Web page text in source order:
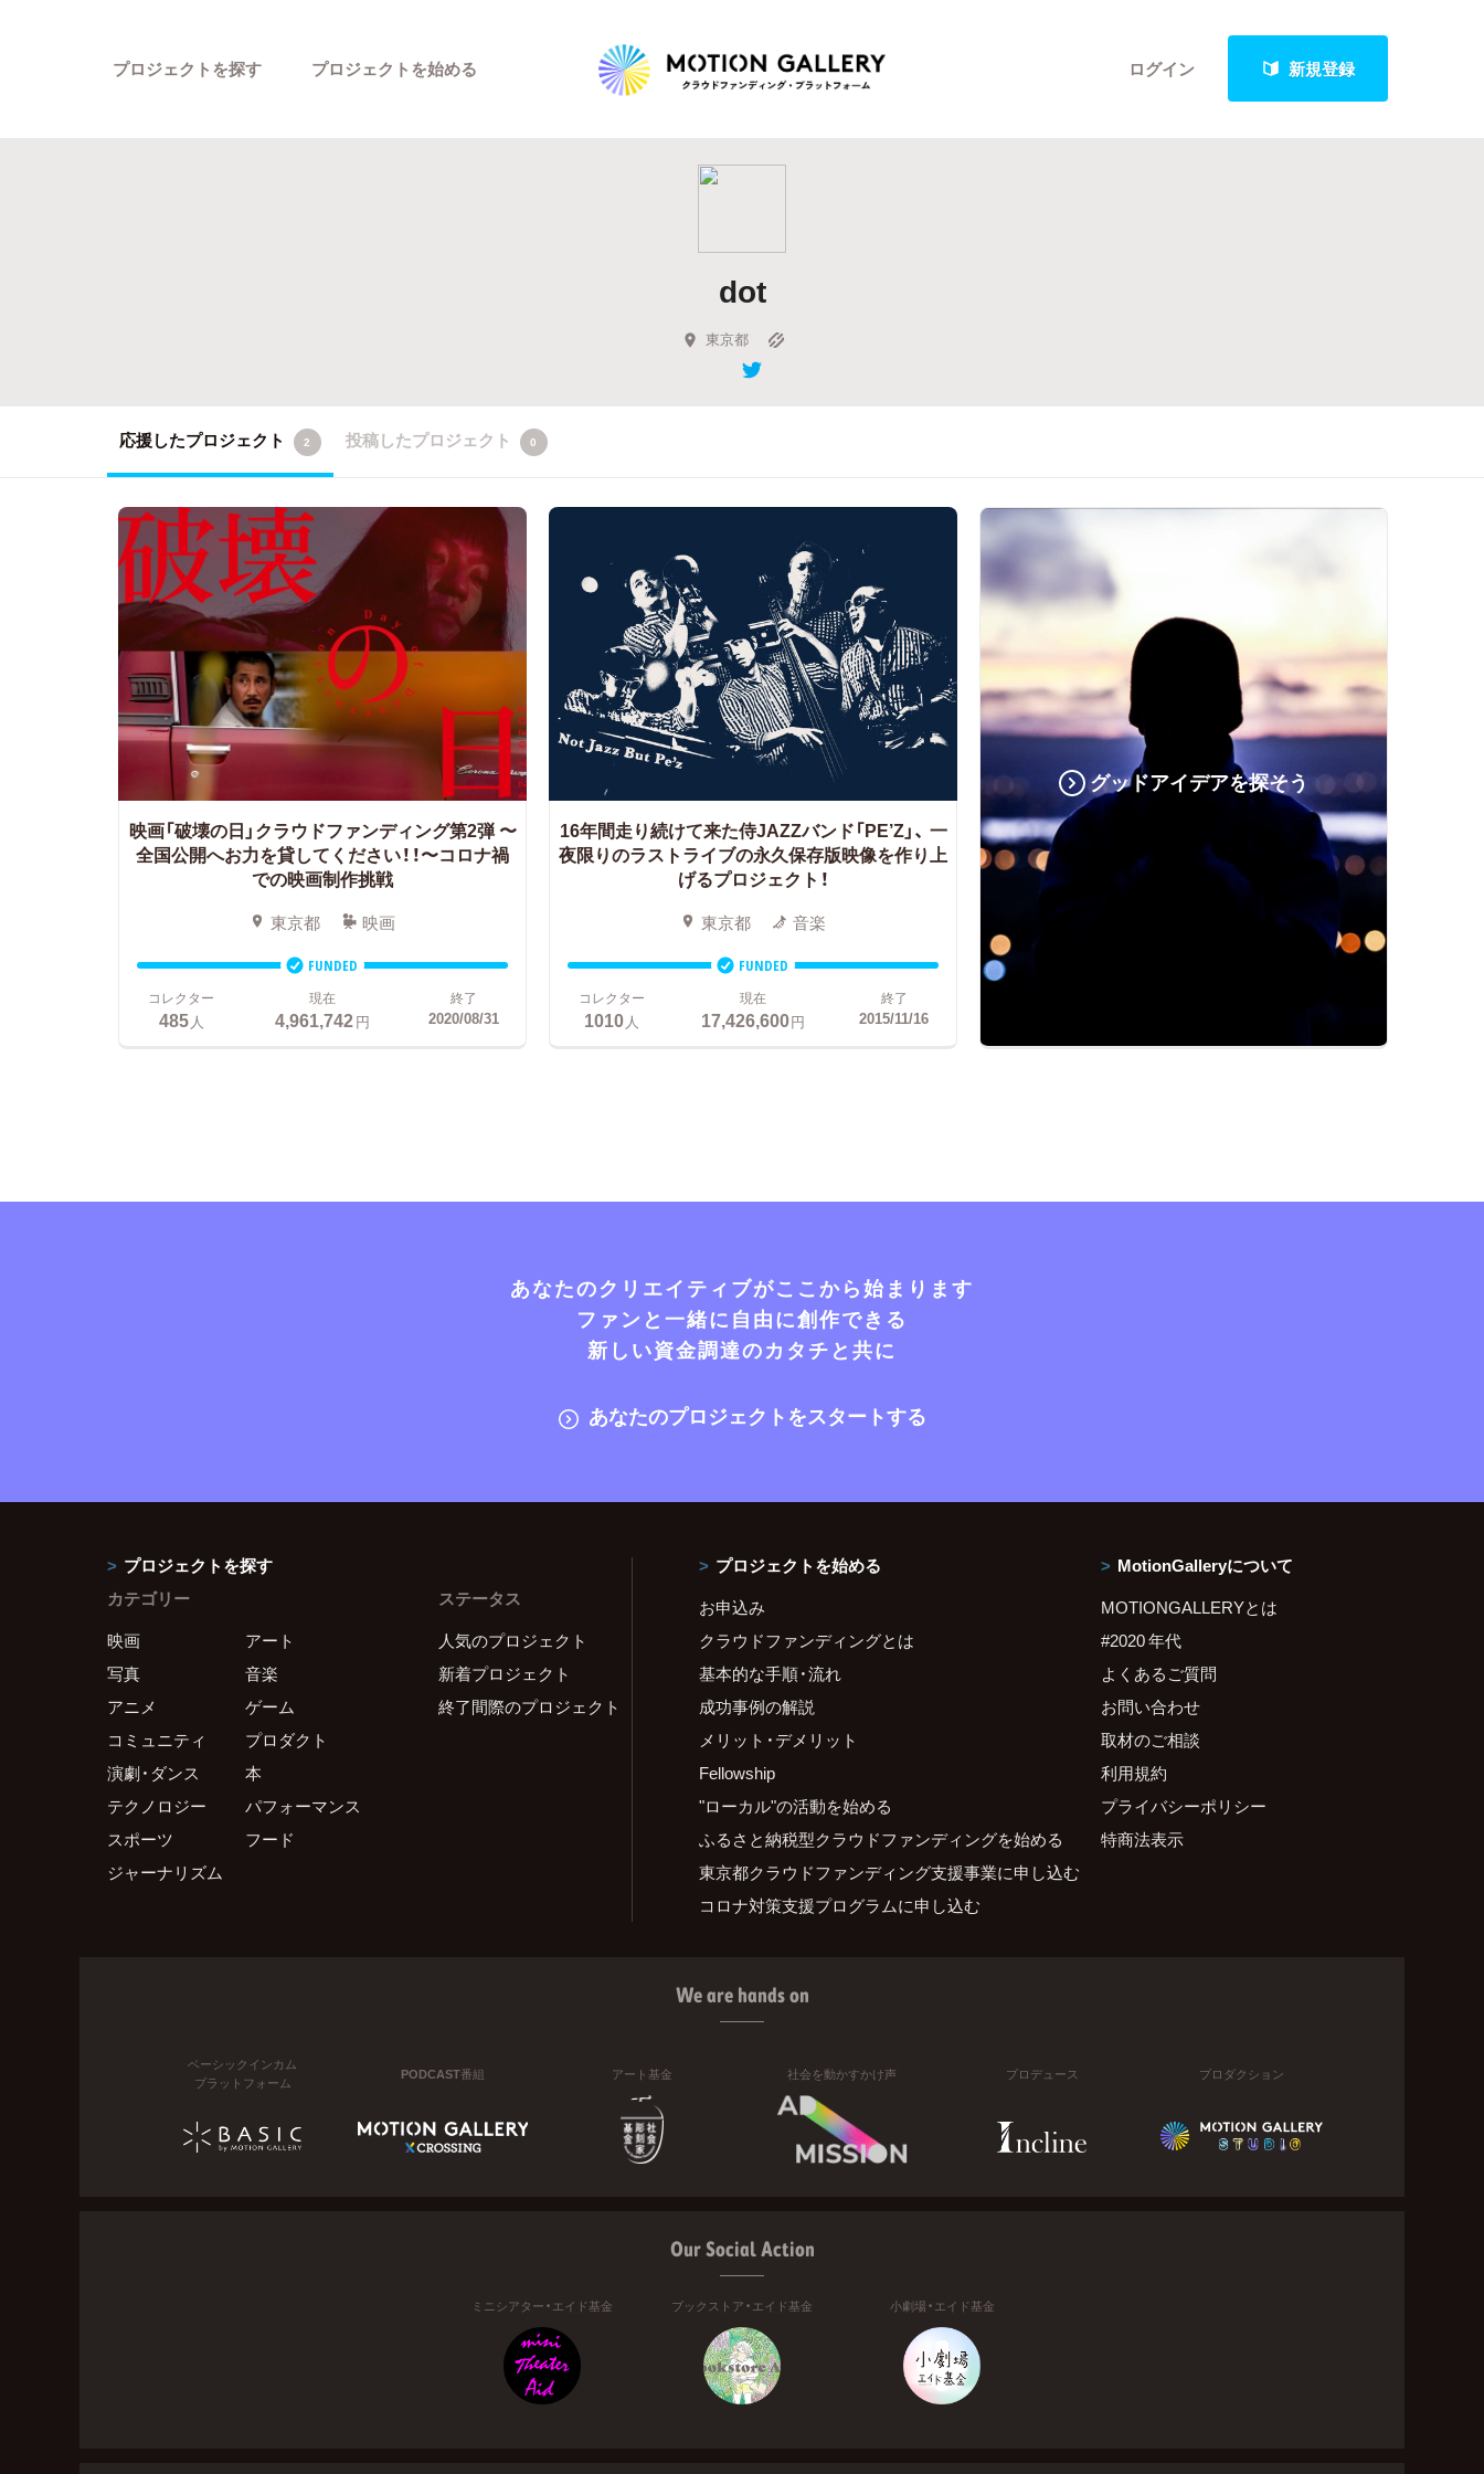
ログイン 新規登録
プロジェクトを探す
Highlight
Feature
キュレーターから探す
プロジェクトを始める
dot
東京都
応援したプロジェクト 2 投稿したプロジェクト 0
映画「破壊の日」クラウドファンディング第2弾〜
全国公開へお力を貸してください！！〜コロナ禍
での映画制作挑戦
東京都 映画
FUNDED
コレクター
485人
現在
4,961,742円
終了
2020/08/31
16年間走り続けて来た侍JAZZバンド「PE’Z」、 一
夜限りのラストライブの永久保存版映像を作り上
げるプロジェクト！
東京都 音楽
FUNDED
コレクター
1010人
現在
17,426,600円
終了
2015/11/16
グッドアイデアを探そう
あなたのクリエイティブがここから始まります
ファンと一緒に自由に創作できる
新しい資金調達のカタチと共に
あなたのプロジェクトをスタートする
プロジェクトを探す
カテゴリー
映画
アート
写真
音楽
アニメ
ゲーム
コミュニティ
プロダクト
演劇・ダンス
本
テクノロジー
パフォーマンス
スポーツ
フード
ジャーナリズム
ステータス
人気のプロジェクト
新着プロジェクト
終了間際のプロジェクト
プロジェクトを始める
お申込み
クラウドファンディングとは
基本的な手順・流れ
成功事例の解説
メリット・デメリット
Fellowship
"ローカル"の活動を始める
ふるさと納税型クラウドファンディングを始める
東京都クラウドファンディング支援事業に申し込む
コロナ対策支援プログラムに申し込む
MotionGalleryについて
MOTIONGALLERYとは
#2020 年代
よくあるご質問
お問い合わせ
取材のご相談
利用規約
プライバシーポリシー
特商法表示
We are hands on
ベーシックインカム
プラットフォーム
PODCAST番組 アート基金 社会を動かすかけ声 プロデュース プロダクション
Our Social Action
ミニシアター・エイド基金 ブックストア・エイド基金 小劇場・エイド基金